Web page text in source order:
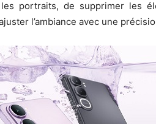
les portraits, de supprimer les
l’ambiance avec une